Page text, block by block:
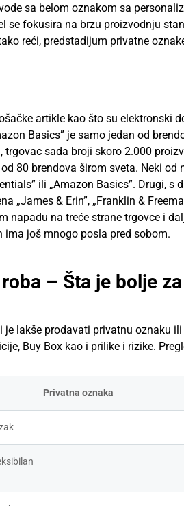
sa belom oznakom sa
se fokusira na brzu proizvodnju
reći, predstadijum privatne
artikle kao što su elektronski
Basics” je samo jedan od
sada broji skoro 2.000
80 brendova širom sveta. Neki od
ili „Amazon Basics”. Drugi, s
& Erin”, „Franklin &
napadu na treće strane trgovce i
još mnogo posla pred sobom.
– Šta je bolje
lakše prodavati privatnu oznaku
Buy Box kao i prilike i rizike.
Privatna oznaka